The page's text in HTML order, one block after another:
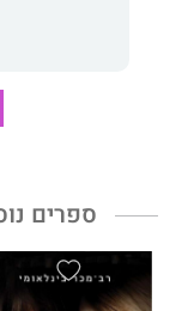
אהבות, כאבים ותקוות
ספרים